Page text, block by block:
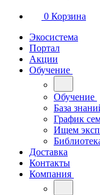
0 Корзина
Экосистема
Портал
Акции
Обучение
Обучение
База
График
Ищем
Доставка
Контакты
Компания